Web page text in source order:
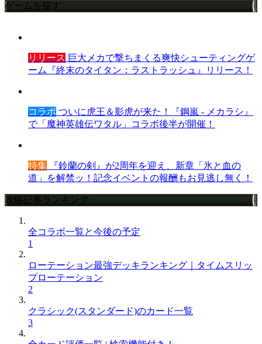
ゲームを探す
リリース 巨大メカで撃ちまくる爽快シューティングゲ
ーム『終末のタイタン：ラストラッシュ』リリース！
コラボ ついに虎王＆影虎が来た！『鋼嵐 - メカラシ』
で「魔神英雄伝ワタル」コラボ後半が開催！
特集 『鈴蘭の剣』が2周年を迎え、新章「氷と血の
道」を解禁ッ！記念イベントの報酬もお見逃し無く！
攻略記事ランキング
全コラボ一覧と今後の予定
1
ローテーション最強デッキランキング｜タイムスリッ
プローテーション
2
クラシック(スタンダード)のカード一覧
3